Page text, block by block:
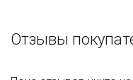
Отзывы